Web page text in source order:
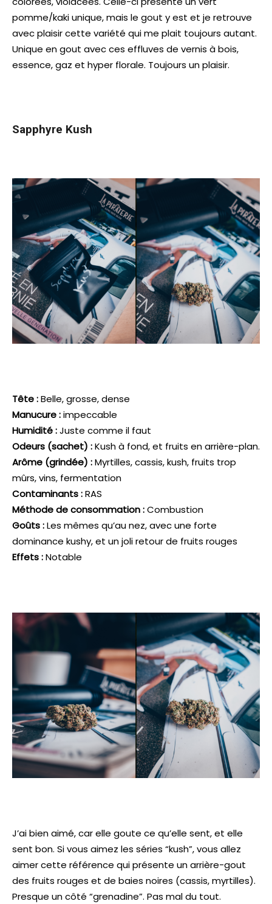
pomme/kaki unique, mais le gout y est et je retrouve
avec plaisir cette variété qui me plait toujours autant.
Unique en gout avec ces effluves de vernis à bois,
essence, gaz et hyper florale. Toujours un plaisir.
Sapphyre Kush
Tête :Belle, grosse, dense
Manucure :impeccable
Humidité :Juste comme il faut
Odeurs (sachet) :Kush à fond, et fruits en arrière-plan.
Arôme (grindée) :Myrtilles, cassis, kush, fruits trop
mûrs, vins, fermentation
Contaminants :RAS
Méthode de consommation :Combustion
Goûts :Les mêmes qu’au nez, avec une forte
dominance kushy, et un joli retour de fruits rouges
Effets :Notable
J’ai bien aimé, car elle goute ce qu’elle sent, et elle
sent bon. Si vous aimez les séries “kush”, vous allez
aimer cette référence qui présente un arrière-gout
des fruits rouges et de baies noires (cassis, myrtilles).
Presque un côté “grenadine”. Pas mal du tout.